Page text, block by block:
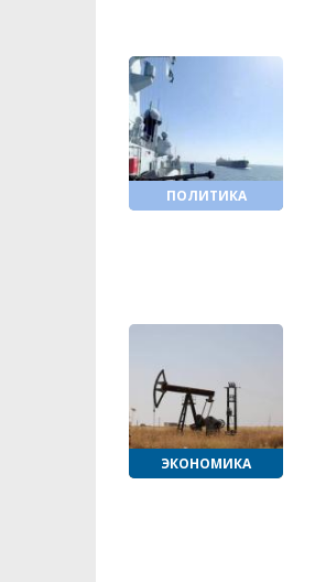
ПОЛИТИКА
ЭКОНОМИКА